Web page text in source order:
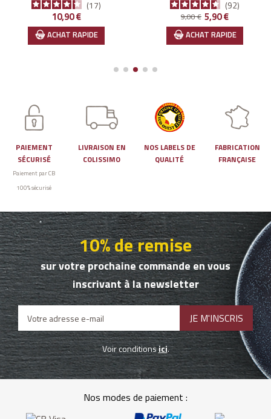
17
Prix
10,90 €
ACHAT RAPIDE
92
Prix de base
9,00 € Prix
5,90 €
ACHAT RAPIDE
PAIEMENT
SÉCURISÉ
Paiement par CB
100% sécurisé
LIVRAISON EN
COLISSIMO
NOS LABELS DE
QUALITÉ
FABRICATION
FRANÇAISE
10% de remise
sur votre prochaine commande en vous
inscrivant à la newsletter
Voir conditionsici.
Nos modes de paiement :